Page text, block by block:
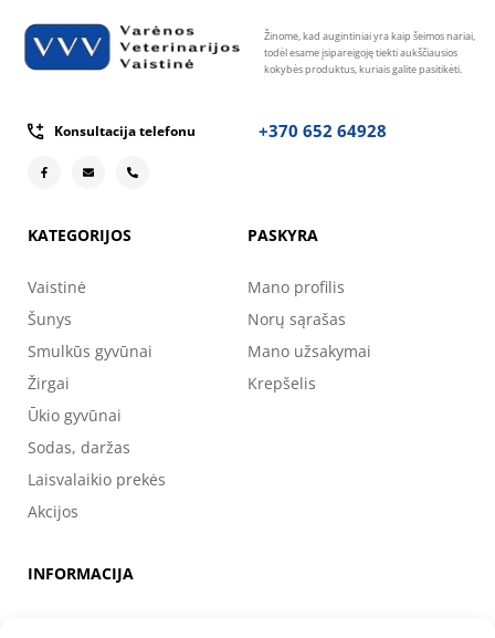
Žinome, kad augintiniai yra kaip šeimos nariai,
todėl esame įsipareigoję tiekti aukščiausios
kokybės produktus, kuriais galite pasitikėti.
Konsultacija telefonu +370 652 64928
KATEGORIJOS
Vaistinė
Šunys
Smulkūs gyvūnai
Žirgai
Ūkio gyvūnai
Sodas, daržas
Laisvalaikio prekės
Akcijos
PASKYRA
Mano profilis
Norų sąrašas
Mano užsakymai
Krepšelis
INFORMACIJA